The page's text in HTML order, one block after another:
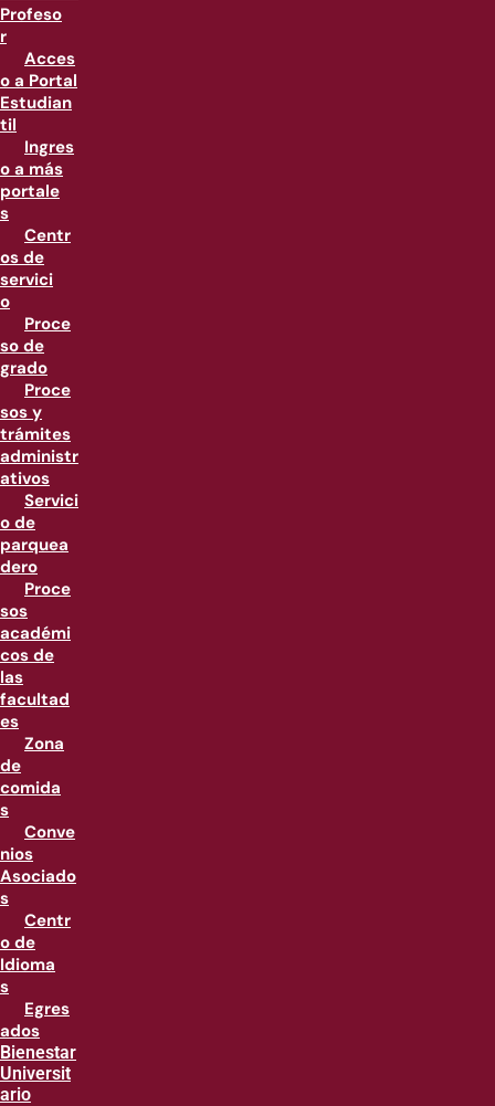
Profeso
r
Acces
o a Portal
Estudian
til
Ingres
o a más
portale
s
Centr
os de
servici
o
Proce
so de
grado
Proce
sos y
trámites
administr
ativos
Servici
o de
parquea
dero
Proce
sos
académi
cos de
las
facultad
es
Zona
de
comida
s
Conve
nios
Asociado
s
Centr
o de
Idioma
s
Egres
ados
Bienestar
Universit
ario